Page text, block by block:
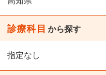
診療科目 から探す
指定なし